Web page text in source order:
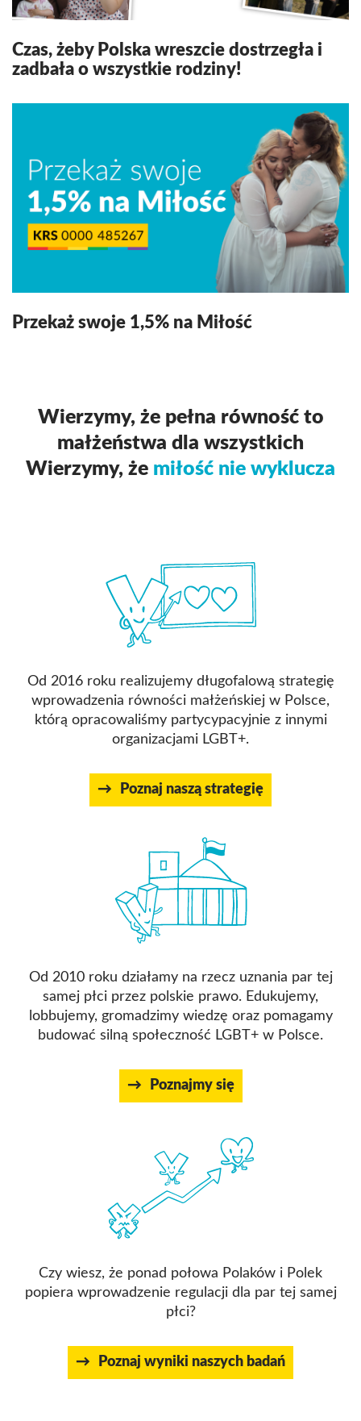
Czas, żeby Polska wreszcie dostrzegła i
zadbała o wszystkie rodziny!
Przekaż swoje 1,5% na Miłość
Wierzymy, że pełna równość to
małżeństwa dla wszystkich
Wierzymy, że miłość nie wyklucza
Od 2016 roku realizujemy długofalową strategię
wprowadzenia równości małżeńskiej w Polsce,
którą opracowaliśmy partycypacyjnie z innymi
organizacjami LGBT+.
Poznaj naszą strategię
Od 2010 roku działamy na rzecz uznania par tej
samej płci przez polskie prawo. Edukujemy,
lobbujemy, gromadzimy wiedzę oraz pomagamy
budować silną społeczność LGBT+ w Polsce.
Poznajmy się
Czy wiesz, że ponad połowa Polaków i Polek
popiera wprowadzenie regulacji dla par tej samej
płci?
Poznaj wyniki naszych badań